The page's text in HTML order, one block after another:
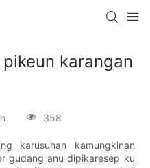
karangan
358
karusuhan kamungkinan
gudang anu dipikaresep ku